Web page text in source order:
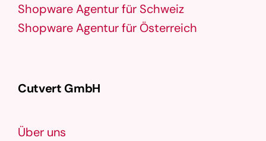
Shopware Agentur für Schweiz
Shopware Agentur für Österreich
Cutvert GmbH
Über uns